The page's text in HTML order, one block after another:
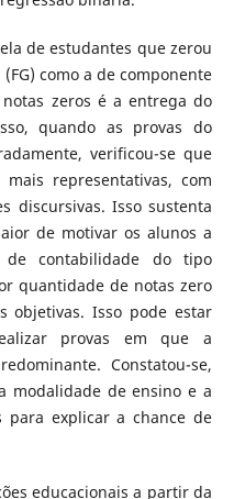
de estudantes que zerou
como a de componente
notas zeros é a entrega do
quando as provas do
verificou-se que
representativas, com
discursivas. Isso sustenta
de motivar os alunos a
de contabilidade do tipo
quantidade de notas zero
objetivas. Isso pode estar
provas em que a
Constatou-se,
modalidade de ensino e a
para explicar a chance de
educacionais a partir da